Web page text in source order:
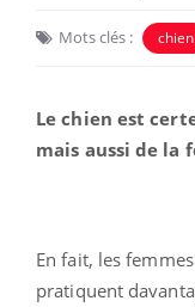
Mots clés : chien
Le chien est
mais aussi de la
En fait, les
pratiquent